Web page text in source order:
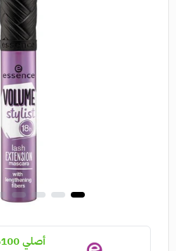
أصلي 100%